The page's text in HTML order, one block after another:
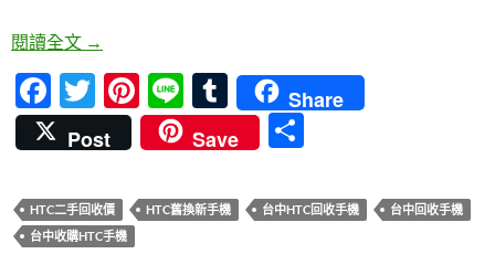
o
k
閱讀全文 台中收購HTC手機 – 高價回收！
→
F
ac
e
b
o
T
w
itt
er
Pi
nt
er
es
t
Li
n
e
T
u
m
bl
r
Share
Post
Save
HTC二手回收價 HTC舊換新手機 台中HTC回收手機
台中回收手機
台中收購HTC手機